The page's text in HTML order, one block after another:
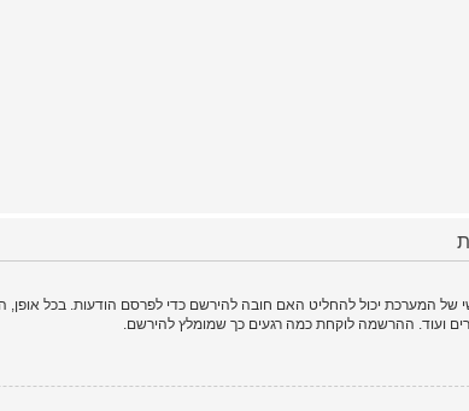
המערכת יכול להחליט האם חובה להירשם כדי לפרסם הודעות. בכל אופן,
ועוד. ההרשמה לוקחת כמה רגעים כך שמומלץ להירשם.